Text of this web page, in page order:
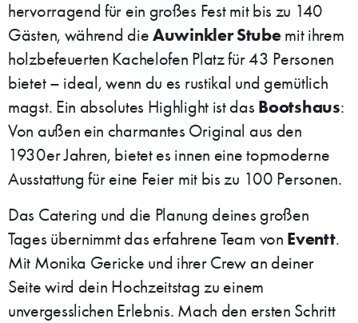
hervorragend für ein großes Fest mit bis zu 140
Gästen, während dieAuwinkler Stubemit ihrem
holzbefeuerten Kachelofen Platz für 43 Personen
bietet – ideal, wenn du es rustikal und gemütlich
magst. Ein absolutes Highlight ist das Bootshaus:
Von außen ein charmantes Original aus den
1930er Jahren, bietet es innen eine topmoderne
Ausstattung für eine Feier mit bis zu 100 Personen.
Das Catering und die Planung deines großen
Tages übernimmt das erfahrene Team von Eventt.
Mit Monika Gericke und ihrer Crew an deiner
Seite wird dein Hochzeitstag zu einem
unvergesslichen Erlebnis. Mach den ersten Schritt